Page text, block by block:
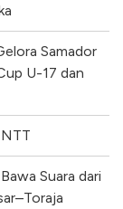
Samador
U-17 dan
Suara dari